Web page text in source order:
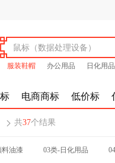
服装鞋帽 办公用品 日化用品
电商商标 低价标
 共37个结果
料油漆 03类-日化用品